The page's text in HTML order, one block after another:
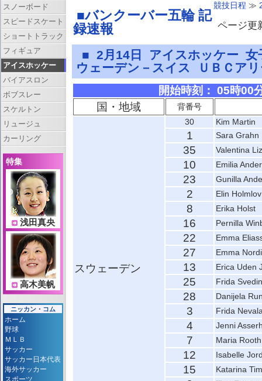
■バンクーバー五輪 記
録速報
競技日程 ≫
ページ更
■ 2月14日 アイスホッケー 女
ウェーデン－スイス ＵＢＣア
開始時刻： 05時00
国・地域
背番号
スウェーデン
30 Kim Martin
1 Sara Grahn
35 Valentina
10 Emilia
23 Gunilla
2 Elin Holmlov
8 Erika Holst
16 Pernilla
22 Emma
27 Emma
13 Erica Uden
25 Frida
28 Danijela
3 Frida
4 Jenni
7 Maria Rooth
12 Isabelle
15 Katarina
スノーボード
スピードスケート
ショートトラック
フィギュア
アイスホッケー
バイアスロン
ボブスレー
スケルトン
リュージュ
カーリング
特集
浅田真央
高木美帆
ニッカン・コム
ホーム
野球
ＭＬＢ
サッカー
サッカー日本代表
海外サッカー
スポーツ